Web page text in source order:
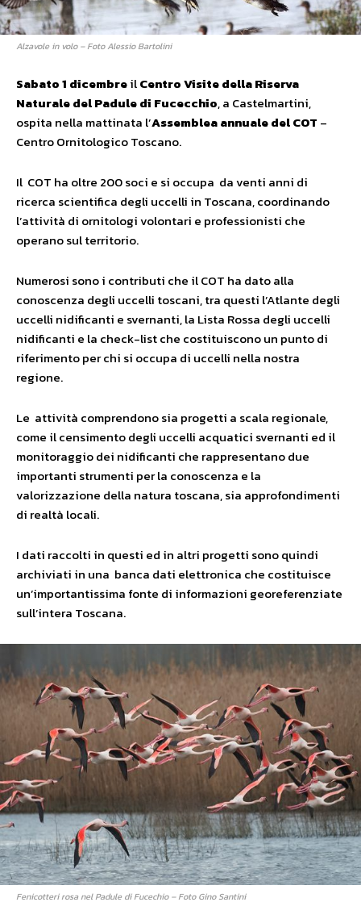
Alzavole in volo – Foto Alessio Bartolini
Sabato 1 dicembreilCentro Visite della Riserva
Naturale del Padule di Fucecchio, a Castelmartini,
ospita nella mattinata l’Assemblea annuale del COT –
Centro Ornitologico Toscano.
Il COT ha oltre 200 soci e si occupa da venti anni di
ricerca scientifica degli uccelli in Toscana, coordinando
l’attività di ornitologi volontari e professionisti che
operano sul territorio.
Numerosi sono i contributi che il COT ha dato alla
conoscenza degli uccelli toscani, tra questi l’Atlante degli
uccelli nidificanti e svernanti, la Lista Rossa degli uccelli
nidificanti e la check-list che costituiscono un punto di
riferimento per chi si occupa di uccelli nella nostra
regione.
Le attività comprendono sia progetti a scala regionale,
come il censimento degli uccelli acquatici svernanti ed il
monitoraggio dei nidificanti che rappresentano due
importanti strumenti per la conoscenza e la
valorizzazione della natura toscana, sia approfondimenti
di realtà locali.
I dati raccolti in questi ed in altri progetti sono quindi
archiviati in una banca dati elettronica che costituisce
un’importantissima fonte di informazioni georeferenziate
sull’intera Toscana.
Fenicotteri rosa nel Padule di Fucechio – Foto Gino Santini